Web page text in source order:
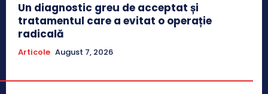
Un diagnostic greu de acceptat și
tratamentul care a evitat o operație
radicală
Articole August 7, 2026